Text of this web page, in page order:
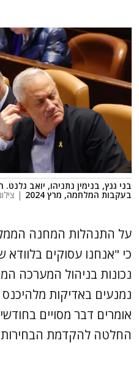
בני גנץ, בנימין נתניהו, יואב
בעקבות המלחמה, מרץ 2024 |
על התנהלות המחנה
כי "אנחנו עסוקים
נכונות בניהול המערכה
נמנעים באדיקות
אומרים דבר מסויים
החלטה להקדמת